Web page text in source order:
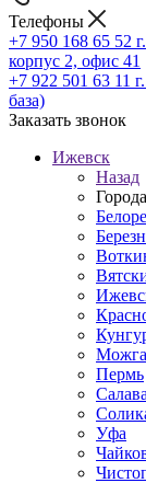
Телефоны
+7 950 168 65 52
корпус 2, офис 41
+7 922 501 63 11
база)
Заказать звонок
Ижевск
Назад
Города
Можга
Пермь
Уфа